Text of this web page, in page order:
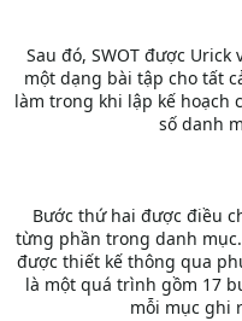
Sau đó, SWOT được
một dạng bài tập cho tất
làm trong khi lập kế hoạch
số danh
Bước thứ hai được điều
từng phần trong danh
được thiết kế thông qua
là một quá trình gồm 17
mỗi mục ghi